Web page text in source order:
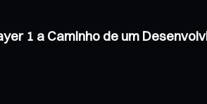
1 a Caminho de um